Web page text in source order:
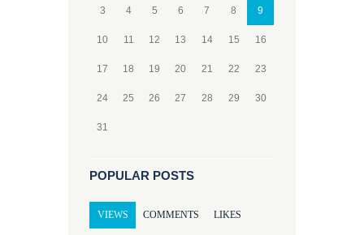
3 4 5 6 7 8 9
10 11 12 13 14 15 16
17 18 19 20 21 22 23
24 25 26 27 28 29 30
31
POPULAR POSTS
VIEWS COMMENTS LIKES